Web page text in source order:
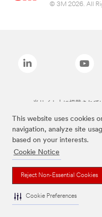
This website uses cookies
navigation, analyze site
based on your interests.
Cookie Notice
Reject Non-Essential Cookies
Cookie Preferences
© 3M 2026. All
当サイト上に掲載されて